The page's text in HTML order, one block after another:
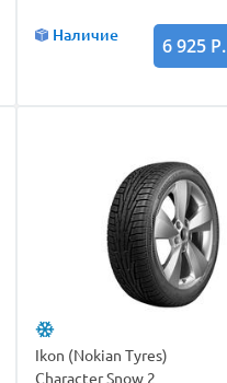
Наличие 6 925 Р.
Ikon (Nokian Tyres)
Character Snow 2